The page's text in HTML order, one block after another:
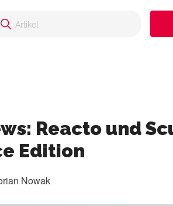
Reacto und
Edition
Nowak